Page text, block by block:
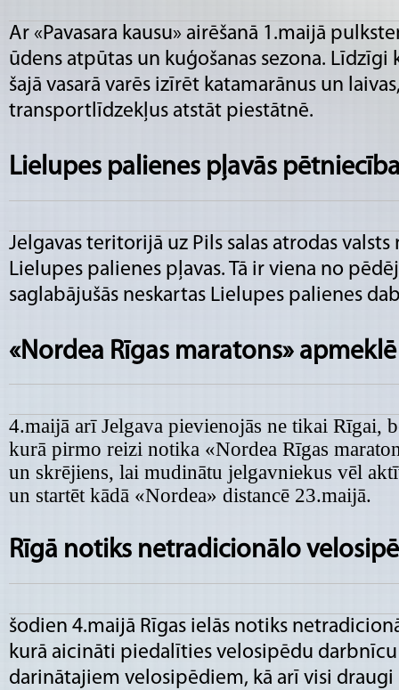
Ar «Pavasara kausu» airēšanā 1.maijā
ūdens atpūtas un kuģošanas sezona. Līdzīgi
šajā vasarā varēs izīrēt katamarānus un
transportlīdzekļus atstāt piestātnē.
Lielupes palienes pļavās
Jelgavas teritorijā uz Pils salas atrodas
Lielupes palienes pļavas. Tā ir viena no
saglabājušās neskartas Lielupes palienes
«Nordea Rīgas maratons»
4.maijā arī Jelgava pievienojās ne tikai Rīgai,
kurā pirmo reizi notika «Nordea Rīgas
un skrējiens, lai mudinātu jelgavniekus vēl
un startēt kādā «Nordea» distancē 23.maijā.
Rīgā notiks netradicionālo
šodien 4.maijā Rīgas ielās notiks
kurā aicināti piedalīties velosipēdu
darinātajiem velosipēdiem, kā arī visi